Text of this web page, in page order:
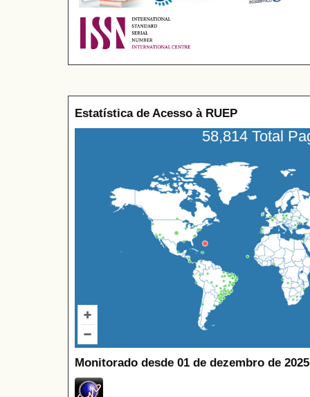
Estatística de Acesso à RUEP
58,814 Total
Monitorado desde 01 de dezembro de